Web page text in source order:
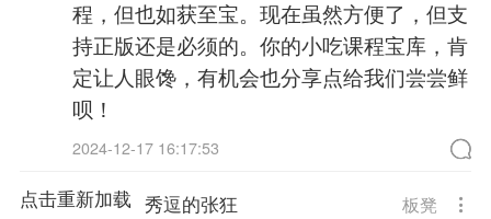
程，但也如获至宝。现在虽然方便了，但支
持正版还是必须的。你的小吃课程宝库，肯
定让人眼馋，有机会也分享点给我们尝尝鲜
呗！
2024-12-17 16:17:53
点击重新加载 板凳
秀逗的张狂